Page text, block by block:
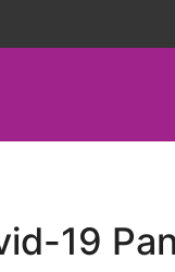
19